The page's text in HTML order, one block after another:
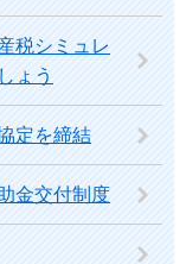
税シミュレ
ょう
定を締結
金交付制度